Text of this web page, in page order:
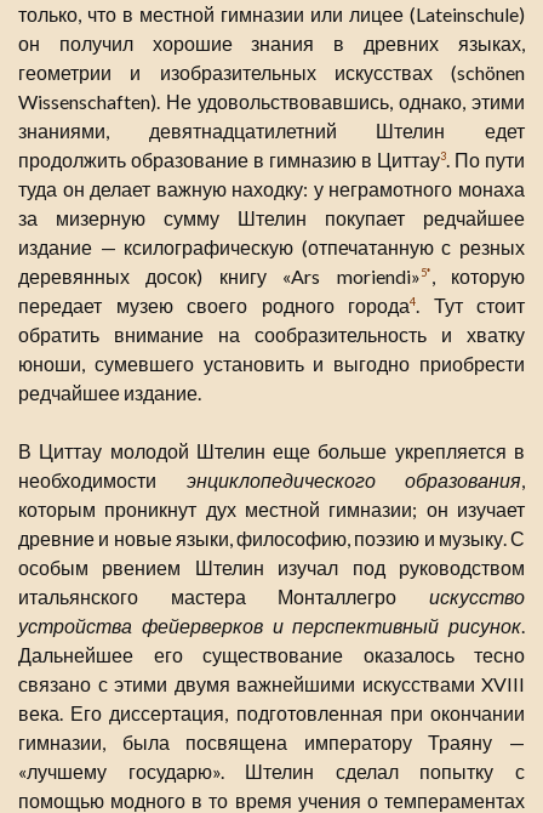
только, что в местной гимназии или лицее (Lateinschule)
он получил хорошие знания в древних языках,
геометрии и изобразительных искусствах (schönen
Wissenschaften). Не удовольствовавшись, однако, этими
знаниями, девятнадцатилетний Штелин едет
продолжить образование в гимназию в Циттау3
. По пути
туда он делает важную находку: у неграмотного монаха
за мизерную сумму Штелин покупает редчайшее
издание — ксилографическую (отпечатанную с резных
деревянных досок) книгу «Ars moriendi»5*
, которую
передает музею своего родного города4
. Тут стоит
обратить внимание на сообразительность и хватку
юноши, сумевшего установить и выгодно приобрести
редчайшее издание.
В Циттау молодой Штелин еще больше укрепляется в
необходимости энциклопедического образования
которым проникнут дух местной гимназии; он изучает
древние и новые языки, философию, поэзию и музыку. С
особым рвением Штелин изучал под руководством
итальянского мастера Монталлегро искусство
устройства фейерверков и перспективный рисунок
Дальнейшее его существование оказалось тесно
связано с этими двумя важнейшими искусствами XVIII
века. Его диссертация, подготовленная при окончании
гимназии, была посвящена императору Траяну —
«лучшему государю». Штелин сделал попытку с
помощью модного в то время учения о темпераментах